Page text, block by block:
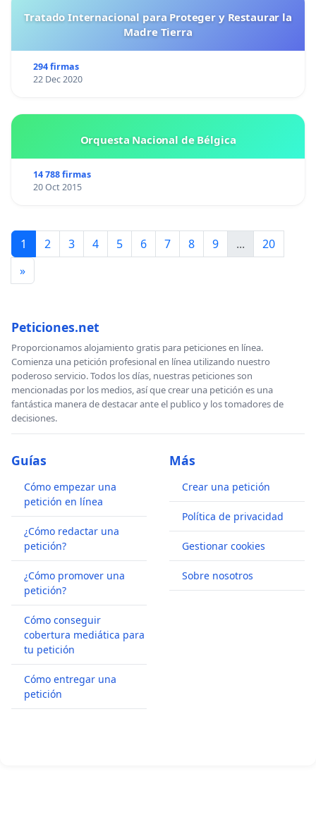
Tratado Internacional para Proteger y Restaurar la
Madre Tierra
294 firmas
22 Dec 2020
Orquesta Nacional de Bélgica
14 788 firmas
20 Oct 2015
1 2 3 4 5 6 7 8 9 ...
20
»
Peticiones.net
Proporcionamos alojamiento gratis para peticiones en línea.
Comienza una petición profesional en línea utilizando nuestro
poderoso servicio. Todos los días, nuestras peticiones son
mencionadas por los medios, así que crear una petición es una
fantástica manera de destacar ante el publico y los tomadores de
decisiones.
Guías
Cómo empezar una
petición en línea
¿Cómo redactar una
petición?
¿Cómo promover una
petición?
Cómo conseguir
cobertura mediática para
tu petición
Cómo entregar una
petición
Más
Crear una petición
Política de privacidad
Gestionar cookies
Sobre nosotros